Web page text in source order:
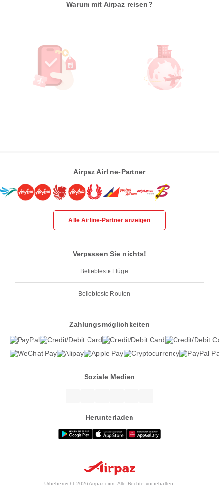
Warum mit Airpaz reisen?
Airpaz Airline-Partner
Alle Airline-Partner anzeigen
Verpassen Sie nichts!
Beliebteste Flüge
Beliebteste Routen
Zahlungsmöglichkeiten
Soziale Medien
Herunterladen
Urheberrecht 2026 Airpaz.com. Alle Rechte vorbehalten.